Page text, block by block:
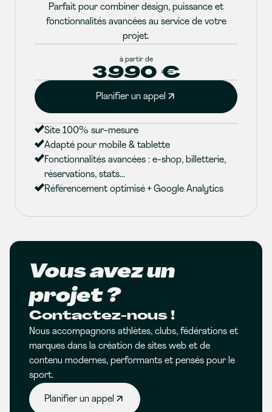
Parfait pour combiner design, puissance et
fonctionnalités avancées au service de votre
projet.
à partir de
3990 €
Planifier un appel
Site 100% sur-mesure
Adapté pour mobile & tablette
Fonctionnalités avancées : e-shop, billetterie,
réservations, stats...
Référencement optimisé + Google Analytics
Vous avez un
projet ?
Contactez-nous !
Nous accompagnons athlètes, clubs, fédérations et
marques dans la création de sites web et de
contenu modernes, performants et pensés pour le
sport.
Planifier un appel